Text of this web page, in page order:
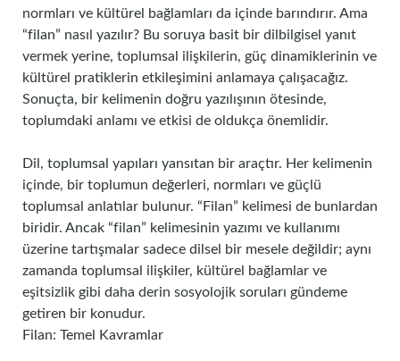
normları ve kültürel bağlamları da içinde barındırır. Ama
“filan” nasıl yazılır? Bu soruya basit bir dilbilgisel yanıt
vermek yerine, toplumsal ilişkilerin, güç dinamiklerinin ve
kültürel pratiklerin etkileşimini anlamaya çalışacağız.
Sonuçta, bir kelimenin doğru yazılışının ötesinde,
toplumdaki anlamı ve etkisi de oldukça önemlidir.
Dil, toplumsal yapıları yansıtan bir araçtır. Her kelimenin
içinde, bir toplumun değerleri, normları ve güçlü
toplumsal anlatılar bulunur. “Filan” kelimesi de bunlardan
biridir. Ancak “filan” kelimesinin yazımı ve kullanımı
üzerine tartışmalar sadece dilsel bir mesele değildir; aynı
zamanda toplumsal ilişkiler, kültürel bağlamlar ve
eşitsizlik gibi daha derin sosyolojik soruları gündeme
getiren bir konudur.
Filan: Temel Kavramlar